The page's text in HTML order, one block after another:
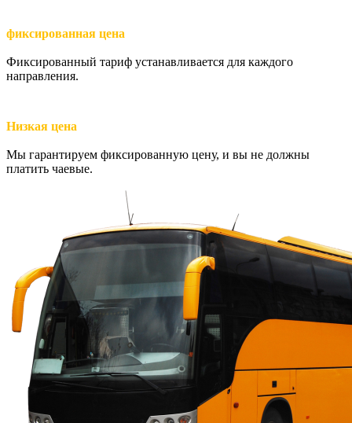
фиксированная цена
Фиксированный тариф устанавливается для каждого
направления.
Низкая цена
Мы гарантируем фиксированную цену, и вы не должны
платить чаевые.